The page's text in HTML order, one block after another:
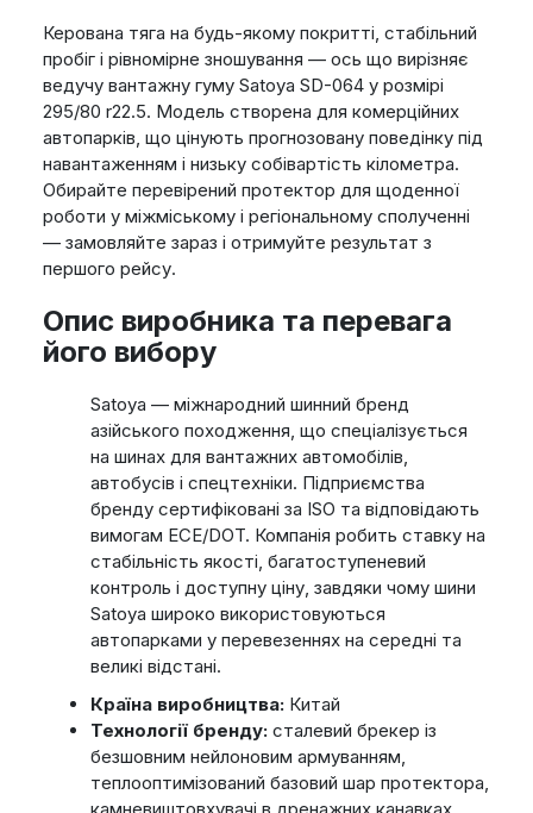
Керована тяга на будь-якому покритті, стабільний
пробіг і рівномірне зношування — ось що вирізняє
ведучу вантажну гуму Satoya SD-064 у розмірі
295/80 r22.5. Модель створена для комерційних
автопарків, що цінують прогнозовану поведінку під
навантаженням і низьку собівартість кілометра.
Обирайте перевірений протектор для щоденної
роботи у міжміському і регіональному сполученні
— замовляйте зараз і отримуйте результат з
першого рейсу.
Опис виробника та перевага
його вибору
Satoya — міжнародний шинний бренд
азійського походження, що спеціалізується
на шинах для вантажних автомобілів,
автобусів і спецтехніки. Підприємства
бренду сертифіковані за ISO та відповідають
вимогам ECE/DOT. Компанія робить ставку на
стабільність якості, багатоступеневий
контроль і доступну ціну, завдяки чому шини
Satoya широко використовуються
автопарками у перевезеннях на середні та
великі відстані.
Країна виробництва:Китай
Технології бренду:сталевий брекер із
безшовним нейлоновим армуванням,
теплооптимізований базовий шар протектора,